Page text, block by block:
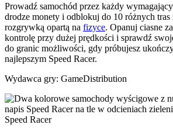
Prowadź samochód przez każdy
drodze monety i odblokuj do 10 różnych tras
rozgrywką opartą na fizyce. Opanuj ciasne
kontrolę przy dużej prędkości i sprawdź
do granic możliwości, gdy próbujesz
najlepszym Speed Racer.
Wydawca gry: GameDistribution
Speed Racer